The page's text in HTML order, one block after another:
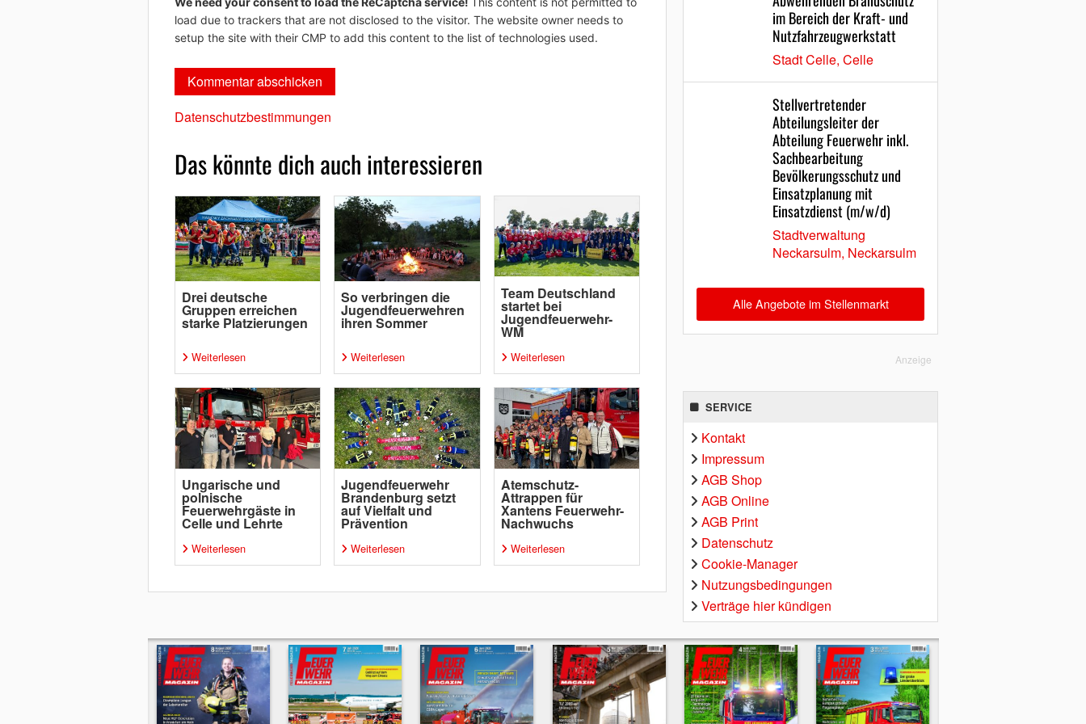
load due to trackers that are not disclosed to the visitor. The website owner needs to
setup the site with their CMP to add this content to the list of technologies used.
Datenschutzbestimmungen
Das könnte dich auch interessieren
Drei deutsche
Gruppen erreichen
starke Platzierungen
Weiterlesen
So verbringen die
Jugendfeuerwehren
ihren Sommer
Weiterlesen
Team Deutschland
startet bei
Jugendfeuerwehr-
WM
Weiterlesen
Ungarische und
polnische
Feuerwehrgäste in
Celle und Lehrte
Weiterlesen
Jugendfeuerwehr
Brandenburg setzt
auf Vielfalt und
Prävention
Weiterlesen
Atemschutz-
Attrappen für
Xantens Feuerwehr-
Nachwuchs
Weiterlesen
im Bereich der Kraft- und
Nutzfahrzeugwerkstatt
Stadt Celle, Celle
Stellvertretender
Abteilungsleiter der
Abteilung Feuerwehr inkl.
Sachbearbeitung
Bevölkerungsschutz und
Einsatzplanung mit
Einsatzdienst (m/w/d)
Stadtverwaltung
Neckarsulm, Neckarsulm
Alle Angebote im Stellenmarkt
Anzeige
SERVICE
Kontakt
Impressum
AGB Shop
AGB Online
AGB Print
Datenschutz
Cookie-Manager
Nutzungsbedingungen
Verträge hier kündigen